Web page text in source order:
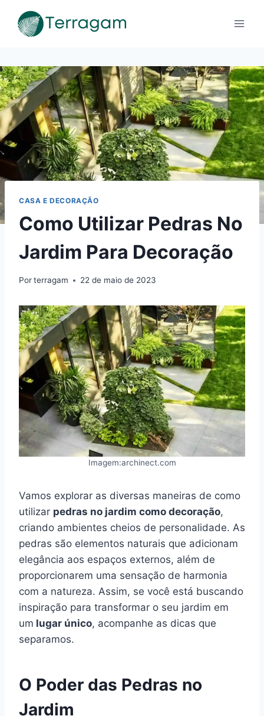
para
CASA E DECORAÇÃO
Como Utilizar Pedras No
Jardim Para Decoração
Porterragam 22 de maio de 2023
Imagem:archinect.com
Vamos explorar as diversas maneiras de como
utilizar pedras no jardim como decoração,
criando ambientes cheios de personalidade. As
pedras são elementos naturais que adicionam
elegância aos espaços externos, além de
proporcionarem uma sensação de harmonia
com a natureza. Assim, se você está buscando
inspiração para transformar o seu jardim em
um lugar único, acompanhe as dicas que
separamos.
O Poder das Pedras no
Jardim